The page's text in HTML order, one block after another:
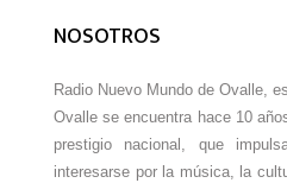
NOSOTROS
Radio Nuevo Mundo de Ovalle,
Ovalle se encuentra hace 10
prestigio nacional, que
interesarse por la música, la